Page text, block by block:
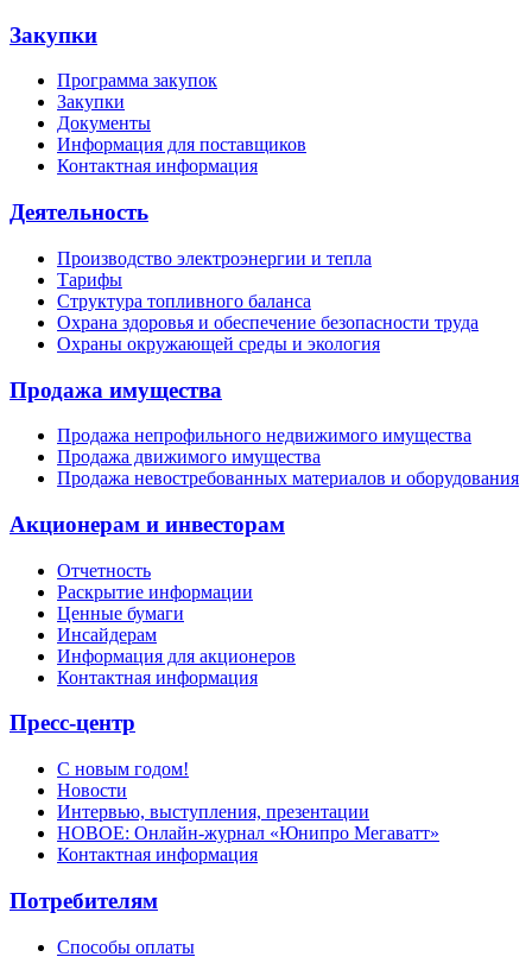
Закупки
Программа закупок
Закупки
Документы
Информация для поставщиков
Контактная информация
Деятельность
Производство электроэнергии и тепла
Тарифы
Структура топливного баланса
Охрана здоровья и обеспечение безопасности труда
Охраны окружающей среды и экология
Продажа имущества
Продажа непрофильного недвижимого имущества
Продажа движимого имущества
Продажа невостребованных материалов и оборудования
Акционерам и инвесторам
Отчетность
Раскрытие информации
Ценные бумаги
Инсайдерам
Информация для акционеров
Контактная информация
Пресс-центр
С новым годом!
Новости
Интервью, выступления, презентации
НОВОЕ: Онлайн-журнал «Юнипро Мегаватт»
Контактная информация
Потребителям
Способы оплаты